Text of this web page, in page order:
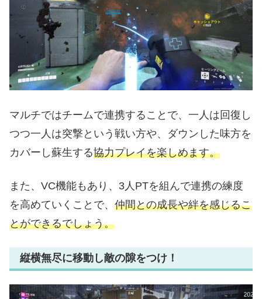
マルチではチームで連携することで、一人は回復し
つつ一人は突撃という戦い方や、ダウンした味方を
カバーし蘇生する協力プレイを楽しめます。
また、VC機能もあり、3人PTを組んで連携の練度
を高めていくことで、 仲間との成長や絆を感じるこ
とができるでしょう。
縦横無尽に移動し敵の隙をつけ！